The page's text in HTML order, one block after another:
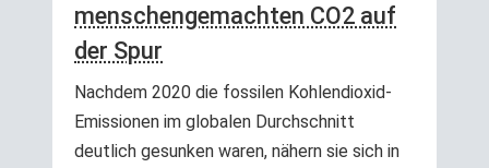
menschengemachten CO2 auf
der Spur
Nachdem 2020 die fossilen Kohlendioxid-
Emissionen im globalen Durchschnitt
deutlich gesunken waren, nähern sie sich in